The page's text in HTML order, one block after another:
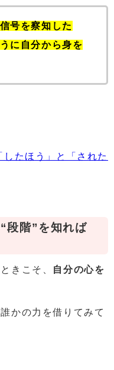
号を察知した
に自分から身を
たほう」と「された
階”を知れば
きこそ、 自分の心を
かの力を借りてみて